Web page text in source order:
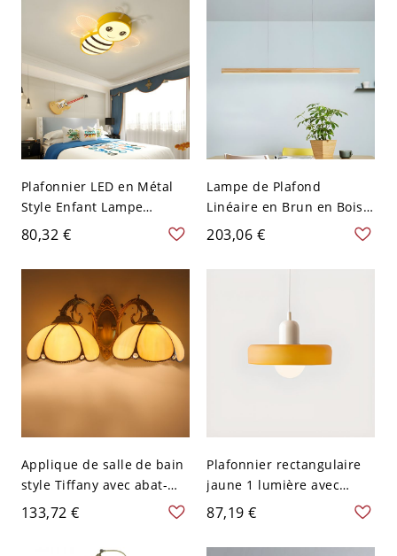
Plafonnier LED en Métal
Style Enfant Lampe
Encastrée en Forme
d'Abeille pour Chambre -
Jaune 110 V-120 V Blanc
80,32 €
Lampe de Plafond
Linéaire en Brun en Bois
LED Luminaire Suspendu
Style Moderne pour Salle
à Manger - 110 V-120 V
à trois niveaux
203,06 €
Applique de salle de bain
style Tiffany avec abat-
jour couleur beurre, 110V-
133,72 €
Plafonnier rectangulaire
jaune 1 lumière avec
abat-jour vitreux et
directe câblée, 110V-120V,
87,19 €